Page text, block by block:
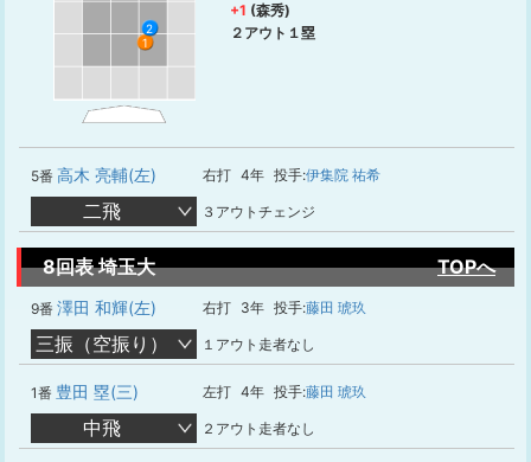
1
2
+1 (森秀)
２アウト１塁
5番 高木 亮輔(左) 右打 4年 投手:伊集院 祐希
二飛 ３アウトチェンジ
8回表 埼玉大 TOPへ
9番 澤田 和輝(左) 右打 3年 投手:藤田 琥玖
三振（空振り） １アウト走者なし
1番 豊田 塁(三) 左打 4年 投手:藤田 琥玖
中飛 ２アウト走者なし